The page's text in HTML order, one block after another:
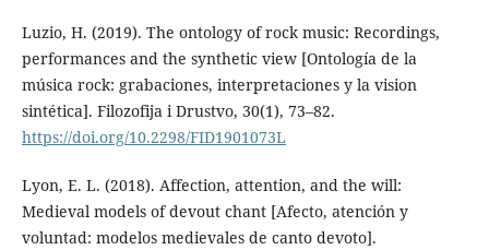
Luzio, H. (2019). The ontology of rock music: Recordings,
performances and the synthetic view [Ontología de la
música rock: grabaciones, interpretaciones y la vision
sintética]. Filozofija i Drustvo, 30(1), 73–82.
https://doi.org/10.2298/FID1901073L
Lyon, E. L. (2018). Affection, attention, and the will:
Medieval models of devout chant [Afecto, atención y
voluntad: modelos medievales de canto devoto].